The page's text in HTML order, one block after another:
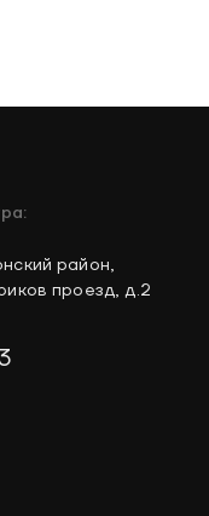
район,
проезд, д.2